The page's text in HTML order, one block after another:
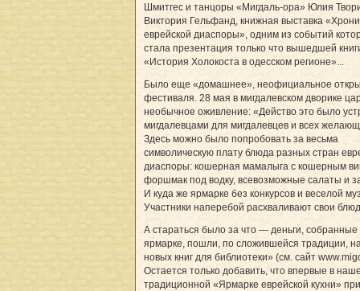
Шмитгес и танцоры «Мигдаль-ора» Юлия
Виктория Гельфанд, книжная выставка
еврейской диаспоры», одним из событий
стала презентация только что вышедшей
«История Холокоста в одесском регионе»...
Было еще «домашнее», неофициальное
фестиваля. 28 мая в мигдалевском дворике
необычное оживление: «Действо это было
мигдалевцами для мигдалевцев и всех
Здесь можно было попробовать за весьма
символическую плату блюда разных стран
диаспоры: кошерная мамалыга с кошерным
форшмак под водку, всевозможные салаты и
И куда же ярмарке без конкурсов и веселой
Участники наперебой расхваливают свои
А стараться было за что — деньги, собранные
ярмарке, пошли, по сложившейся традиции, на
новых книг для библиотеки» (см. сайт
Остается только добавить, что впервые в
традиционной «Ярмарке еврейской кухни»